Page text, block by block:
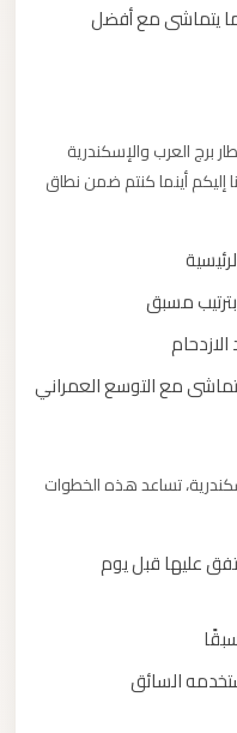
يتماشى مع أفضل
العرب والإسكندرية
أينما كنتم ضمن نطاق
مسبق
مع التوسع العمراني
تساعد هذه الخطوات
عليها قبل يوم
السائق